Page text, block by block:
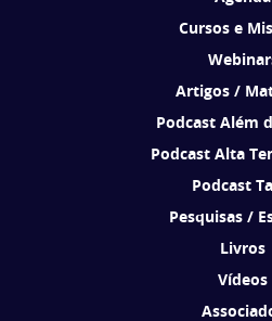
Cursos e
Artigos /
Podcast Além
Podcast Alta
Podcast
Pesquisas /
Livros
Vídeos